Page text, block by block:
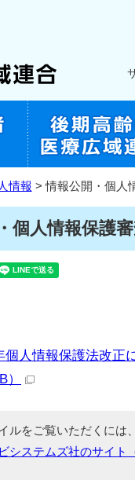
情報 > 情報公開・個
個人情報保護
個人情報保護法改正
ルをご覧いただくには
システムズ社のサイト